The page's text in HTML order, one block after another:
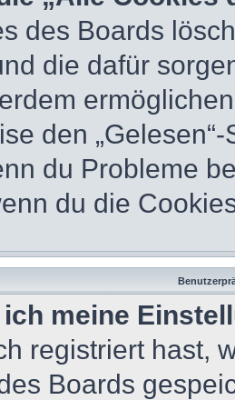
des Boards
die dafür
den
du Probleme
du die
ich meine
registriert hast,
Boards